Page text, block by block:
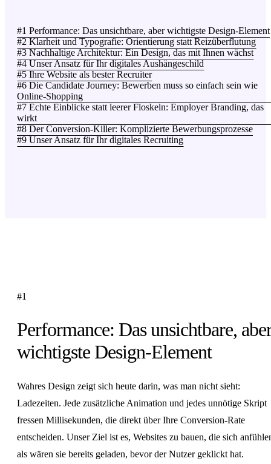
#1 Performance: Das unsichtbare, aber wichtigste Design-Element
#2 Klarheit und Typografie: Orientierung statt Reizüberflutung
#3 Nachhaltige Architektur: Ein Design, das mit Ihnen wächst
#4 Unser Ansatz für Ihr digitales Aushängeschild
#5 Ihre Website als bester Recruiter
#6 Die Candidate Journey: Bewerben muss so einfach sein wie
Online-Shopping
#7 Echte Einblicke statt leerer Floskeln: Employer Branding, das
wirkt
#8 Der Conversion-Killer: Komplizierte Bewerbungsprozesse
#9 Unser Ansatz für Ihr digitales Recruiting
#1
Performance: Das unsichtbare,
wichtigste Design-Element
Wahres Design zeigt sich heute darin, was man nicht sieht:
Ladezeiten. Jede zusätzliche Animation und jedes unnötige Skript
fressen Millisekunden, die direkt über Ihre Conversion-Rate
entscheiden. Unser Ziel ist es, Websites zu bauen, die sich
als wären sie bereits geladen, bevor der Nutzer geklickt hat.